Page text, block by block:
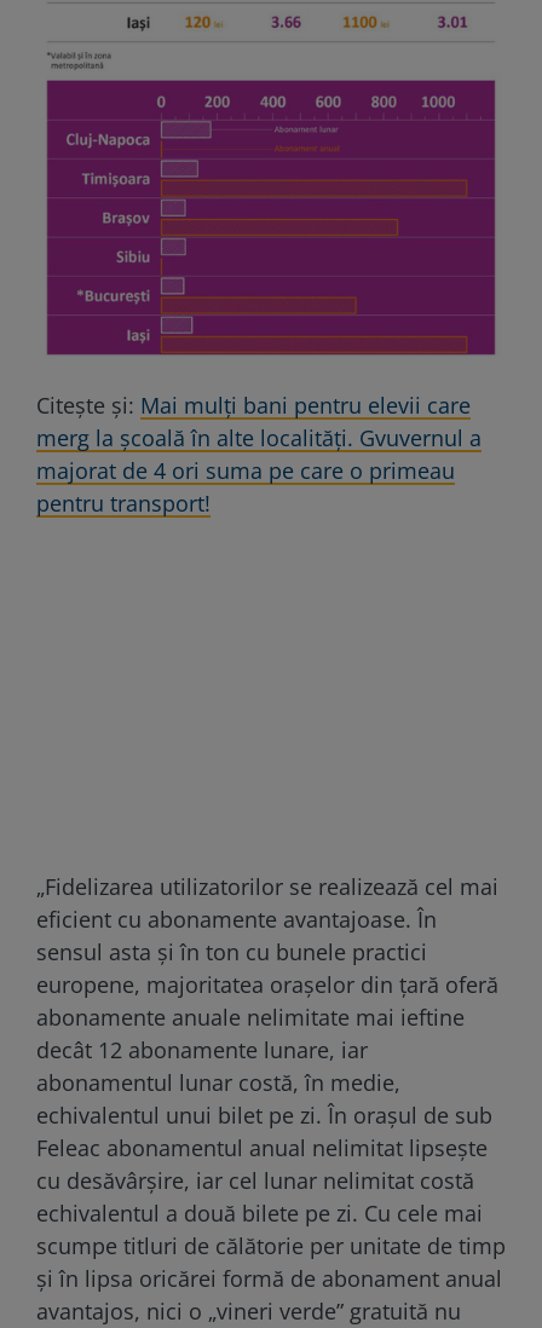
Citeşte şi: Mai mulți bani pentru elevii care
merg la școală în alte localități. Gvuvernul a
majorat de 4 ori suma pe care o primeau
pentru transport!
„Fidelizarea utilizatorilor se realizează cel mai
eficient cu abonamente avantajoase. În
sensul asta și în ton cu bunele practici
europene, majoritatea orașelor din țară oferă
abonamente anuale nelimitate mai ieftine
decât 12 abonamente lunare, iar
abonamentul lunar costă, în medie,
echivalentul unui bilet pe zi. În orașul de sub
Feleac abonamentul anual nelimitat lipsește
cu desăvârșire, iar cel lunar nelimitat costă
echivalentul a două bilete pe zi. Cu cele mai
scumpe titluri de călătorie per unitate de timp
și în lipsa oricărei formă de abonament anual
avantajos, nici o „vineri verde” gratuită nu